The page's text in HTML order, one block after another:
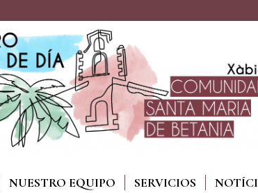
NUESTRO EQUIPO SERVICIOS